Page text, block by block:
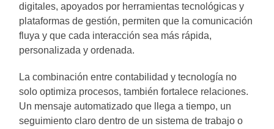
digitales, apoyados por herramientas tecnológicas y
plataformas de gestión, permiten que la comunicación
fluya y que cada interacción sea más rápida,
personalizada y ordenada.
La combinación entre contabilidad y tecnología no
solo optimiza procesos, también fortalece relaciones.
Un mensaje automatizado que llega a tiempo, un
seguimiento claro dentro de un sistema de trabajo o